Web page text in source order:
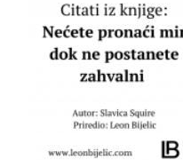
PRONAĆI MIR –
SQUIRE